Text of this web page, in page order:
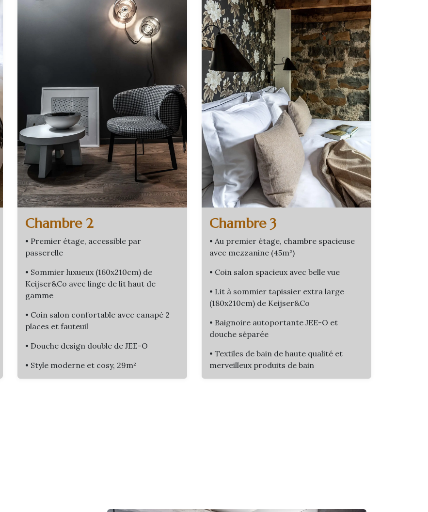
Chambre 2
• Premier étage, accessible par
passerelle
• Sommier luxueux (160x210cm) de
Keijser&Co avec linge de lit haut de
gamme
• Coin salon confortable avec canapé 2
places et fauteuil
• Douche design double de JEE-O
• Style moderne et cosy, 29m²
Chambre 3
• Au premier étage, chambre spacieuse
avec mezzanine (45m²)
• Coin salon spacieux avec belle vue
• Lit à sommier tapissier extra large
(180x210cm) de Keijser&Co
• Baignoire autoportante JEE-O et
douche séparée
• Textiles de bain de haute qualité et
merveilleux produits de bain